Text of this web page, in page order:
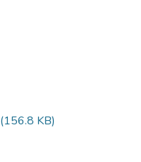
(156.8 KB)